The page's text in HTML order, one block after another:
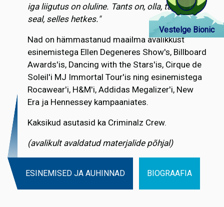
iga liigutus on oluline. Tants on, olla, täpselt
seal, selles hetkes."
Nad on hämmastanud maailma avalikkust
esinemistega Ellen Degeneres Show's, Billboard
Awards'is, Dancing with the Stars'is, Cirque de
Soleil'i MJ Immortal Tour'is ning esinemistega
Rocawear'i, H&M'i, Addidas Megalizer'i, New
Era ja Hennessey kampaaniates.
Kaksikud asutasid ka Criminalz Crew.
(avalikult avaldatud materjalide põhjal)
ESINEMISED JA AUHINNAD BIOGRAAFIA
Vestelge Bionic